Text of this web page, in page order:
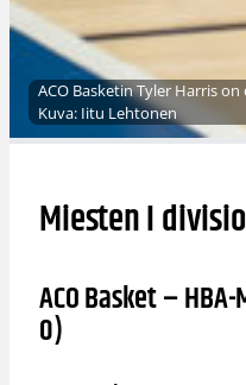
ACO Basketin Tyler Harris
Kuva: Iitu Lehtonen
Miesten I
ACO Basket –
0)